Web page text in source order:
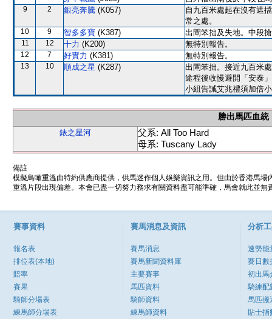
9 2 銀亮奔騰 (K057)
自九百米處起在沒有遮
常之處。
10 9 智多多寶 (K387) 出閘笨拙及失地。中段
11 12 十力 (K200) 無特別報告。
12 7 好實力 (K381) 無特別報告。
13 10 順成之星 (K287)
出閘笨拙。接近九百米
途程後收慢避開「安泰
小組告誡艾兆禮須加倍
勝出馬匹血統
錶之星河
父系: All Too Hard
母系: Tuscany Lady
備註
模擬鳥瞰重溫由特約供應商提供，供馬迷作個人娛樂資訊之用。但由於香港馬
重溫片段出現偏差。本會已盡一切努力務求有關資料盡可能準確，馬會就此並
賽事資料
報名表
排位表(本地)
賠率
賽果
騎師分場表
練馬師分場表
賽馬消息及資訊
賽馬消息
賽馬新聞資料庫
主要賽事
馬匹資料
騎師資料
練馬師資料
分析
速勢能
賽日數
初出馬
騎練配
馬匹搬
貼士指